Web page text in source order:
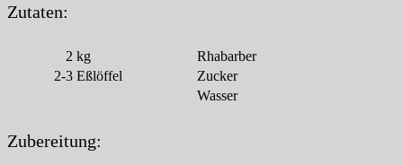
Zutaten:
2 kg
Rhabarber
2-3 Eßlöffel
Zucker
Wasser
Zubereitung: